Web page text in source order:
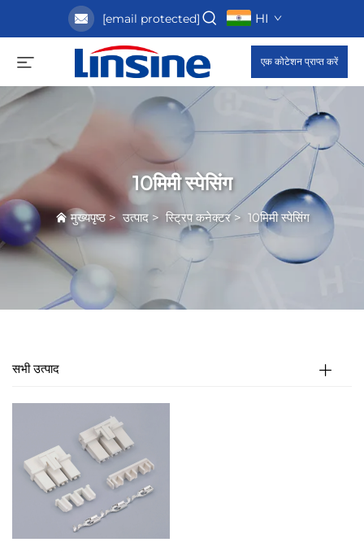
[email protected] HI
एक कोटेशन प्राप्त करें
10मिमी स्पेसिंग
मुख्यपृष्ठ>उत्पाद> स्ट्रिप कनेक्टर> 10मिमी स्पेसिंग
सभी उत्पाद